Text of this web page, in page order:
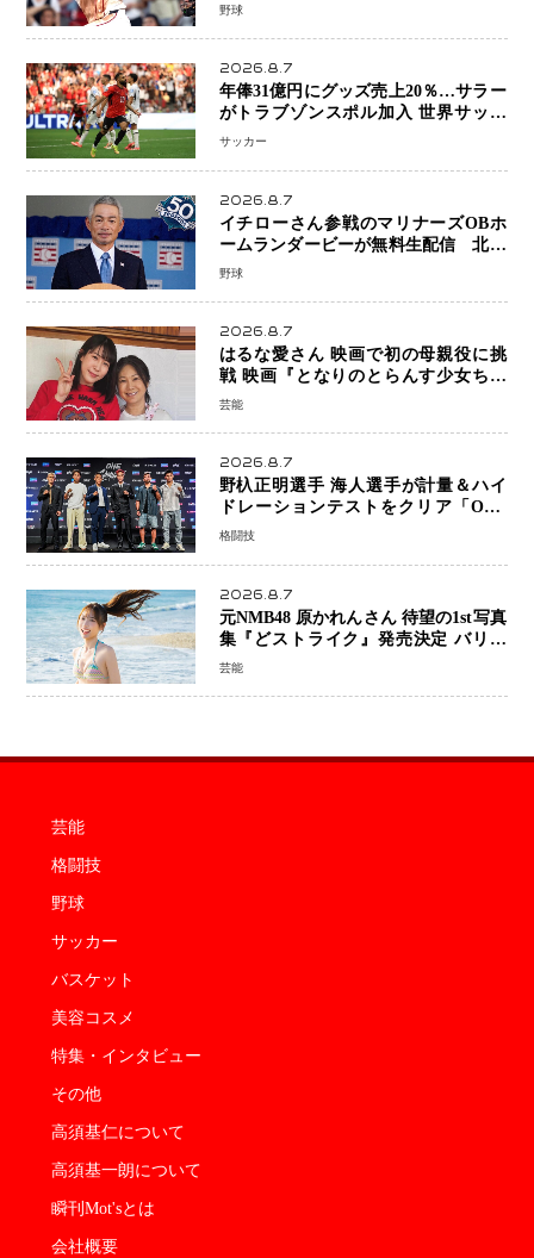
野球
2026.8.7
年俸31億円にグッズ売上20％…サラー
がトラブゾンスポル加入 世界サッカ
ーは「五大リーグ一強」から新時代へ
サッカー
2026.8.7
イチローさん参戦のマリナーズOBホ
ームランダービーが無料生配信 北米
ならではの“魅せる興行”に世界が注目
野球
2026.8.7
はるな愛さん 映画で初の母親役に挑
戦 映画『となりのとらんす少女ちゃ
ん』11月7日公開 未来の自分との対話
芸能
2026.8.7
野杁正明選手 海人選手が計量＆ハイ
ドレーションテストをクリア「ONE
SAMURAI 2」決戦へ万全の準備整う
格闘技
2026.8.7
元NMB48 原かれんさん 待望の1st写真
集『どストライク』発売決定 バリで
魅せる25歳の新境地
芸能
芸能
格闘技
野球
サッカー
バスケット
美容コスメ
特集・インタビュー
その他
高須基仁について
高須基一朗について
瞬刊Mot'sとは
会社概要